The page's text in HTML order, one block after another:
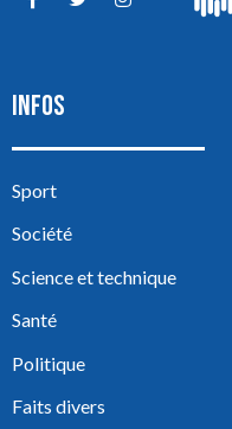
INFOS
Sport
Société
Science et technique
Santé
Politique
Faits divers